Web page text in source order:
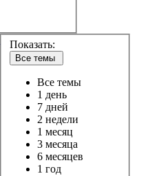
Показать:
Все темы
Все темы
1 день
7 дней
2 недели
1 месяц
3 месяца
6 месяцев
1 год